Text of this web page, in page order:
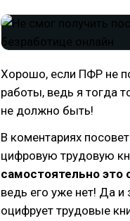
Хорошо, если ПФР не
работы, ведь я тогда
не должно быть!
В коментариях
цифровую трудовую
самостоятельно
ведь его уже нет! Да
оцифрует трудовые